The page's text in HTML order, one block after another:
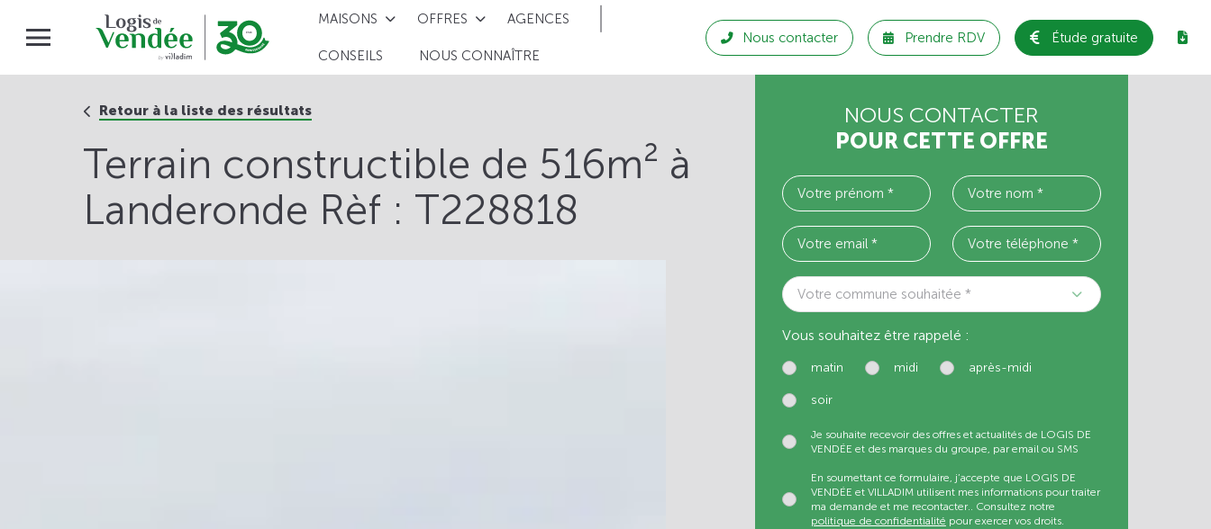
MAISONS OFFRES AGENCES
CONSEILS NOUS CONNAÎTRE
Nous contacter Prendre RDV Étude gratuite
Retour à la liste des résultats
Terrain constructible de 516m² à
Landeronde Rèf : T228818
NOUS CONTACTER
POUR CETTE OFFRE
Votre commune souhaitée *
Vous souhaitez être rappelé :
matin midi après-midi
soir
Je souhaite recevoir des offres et actualités de LOGIS DE
VENDÉE et des marques du groupe, par email ou SMS
En soumettant ce formulaire, j’accepte que LOGIS DE
VENDÉE et VILLADIM utilisent mes informations pour traiter
ma demande et me recontacter.. Consultez notre
politique de confidentialité pour exercer vos droits.